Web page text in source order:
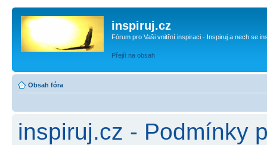
inspiruj.cz
Fórum pro Vaši vnitřní inspiraci - Inspiruj a nech se
Přejít na obsah
Obsah fóra
inspiruj.cz - Podmínky